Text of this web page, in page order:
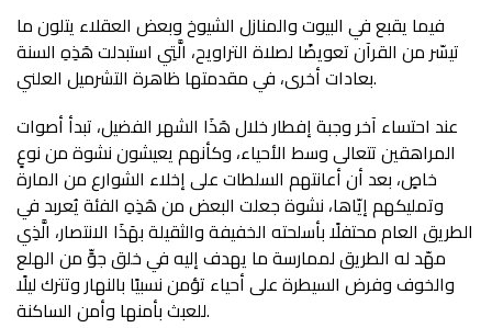
فيما يقبع في البيوت والمنازل الشيوخ وبعض العقلاء يتلون ما
تيسّر من القرآن تعويضًا لصلاة التراويح، الَّتِي استبدلت هَذِهِ السنة
بعادات أخرى، في مقدمتها ظاهرة التشرميل العلني.
عند احتساء آخر وجبة إفطار خلال هَذَا الشهر الفضيل، تبدأ أصوات
المراهقين تتعالى وسط الأحياء، وكأنهم يعيشون نشوة من نوعٍ
خاصٍ، بعد أن أعانتهم السلطات على إخلاء الشوارع من المارة
وتمليكهم إيّاها، نشوة جعلت البعض من هَذِهِ الفئة يُعربد في
الطريق العام محتفلًا بأسلحته الخفيفة والثقيلة بهَذَا الانتصار، الَّذِي
مهّد له الطريق لممارسة ما يهدف إليه في خلق جوٍّ من الهلع
والخوف وفرض السيطرة على أحياء تؤمن نسبيًا بالنهار وتترك ليلًا
للعبث بأمنها وأمن الساكنة.